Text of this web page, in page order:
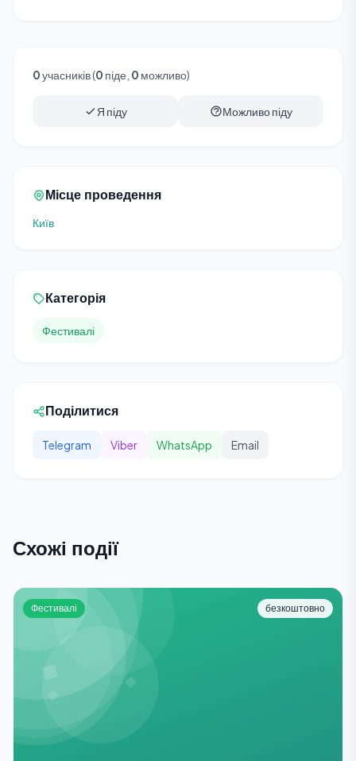
0учасників (0 піде, 0 можливо)
Я піду Можливо піду
Місце проведення
Київ
Категорія
Фестивалі
Поділитися
Telegram Viber WhatsApp Email
Схожі події
Фестивалі безкоштовно